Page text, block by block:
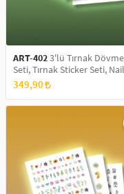
ART-4023'lü Tırnak
Seti, Tırnak Sticker Seti,
Tattoo
349,90